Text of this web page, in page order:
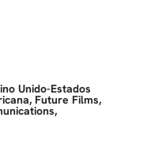
Unido-Estados
Future Films,